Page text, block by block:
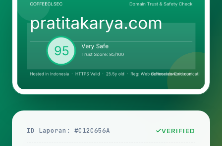
ID Laporan: #C12C656A VERIFIED